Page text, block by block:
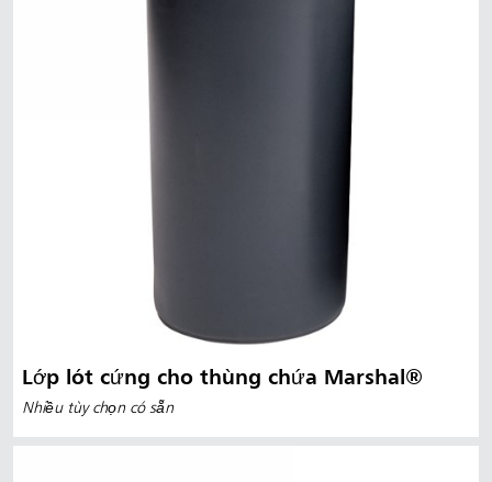
Lớp lót cứng cho thùng chứa Marshal®
Nhiều tùy chọn có sẵn